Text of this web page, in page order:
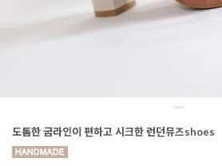
도톰한 굽라인이 편하고 시크한 런던뮤즈shoes